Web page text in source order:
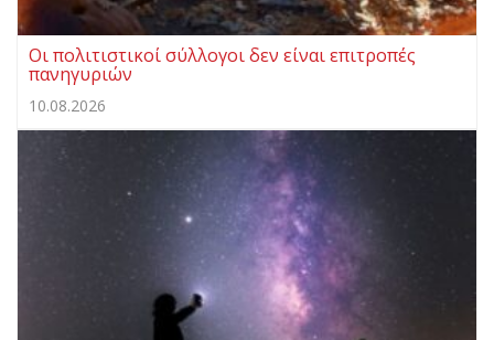
Οι πολιτιστικοί σύλλογοι δεν είναι επιτροπές
πανηγυριών
10.08.2026